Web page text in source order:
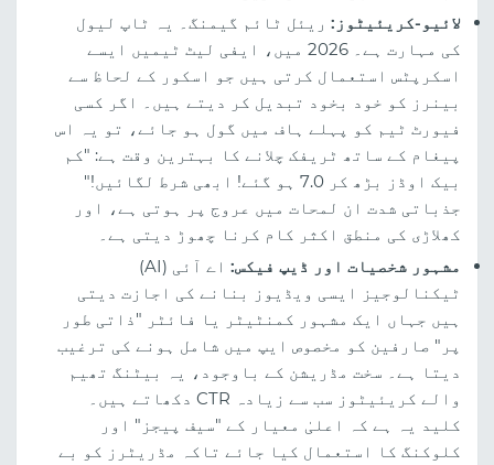
لائیو-کریئیٹوز: ریئل ٹائم گیمنگ۔ یہ ٹاپ لیول
کی مہارت ہے۔ 2026 میں، ایفی لیٹ ٹیمیں ایسے
اسکرپٹس استعمال کرتی ہیں جو اسکور کے لحاظ سے
بینرز کو خود بخود تبدیل کر دیتے ہیں۔ اگر کسی
فیورٹ ٹیم کو پہلے ہاف میں گول ہو جائے، تو یہ اس
پیغام کے ساتھ ٹریفک چلانے کا بہترین وقت ہے: "کم
بیک اوڈز بڑھ کر 7.0 ہو گئے! ابھی شرط لگائیں!"
جذباتی شدت ان لمحات میں عروج پر ہوتی ہے، اور
کھلاڑی کی منطق اکثر کام کرنا چھوڑ دیتی ہے۔
مشہور شخصیات اور ڈیپ فیکس:
اے آئی (AI)
ٹیکنالوجیز ایسی ویڈیوز بنانے کی اجازت دیتی
ہیں جہاں ایک مشہور کمنٹیٹر یا فائٹر "ذاتی طور
پر" صارفین کو مخصوص ایپ میں شامل ہونے کی ترغیب
دیتا ہے۔ سخت مڈریشن کے باوجود، یہ بیٹنگ تھیم
والے کریئیٹوز سب سے زیادہ CTR دکھاتے ہیں۔
کلید یہ ہے کہ اعلیٰ معیار کے "سیف پیجز" اور
کلوکنگ کا استعمال کیا جائے تاکہ مڈریٹرز کو بے